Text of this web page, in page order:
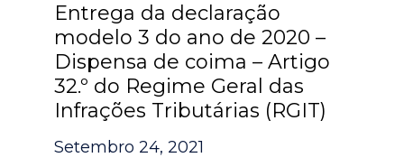
Entrega da declaração
modelo 3 do ano de 2020 –
Dispensa de coima – Artigo
32.º do Regime Geral das
Infrações Tributárias (RGIT)
Setembro 24, 2021